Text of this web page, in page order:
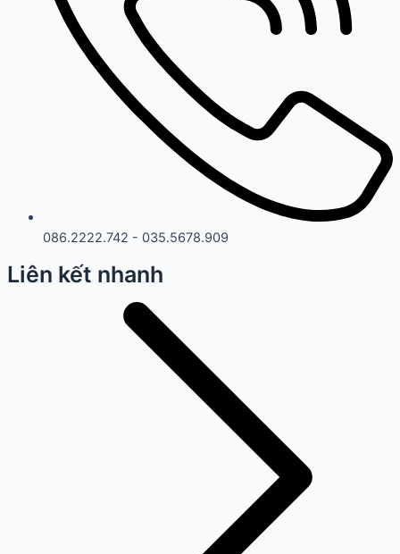
086.2222.742 - 035.5678.909
Liên kết nhanh